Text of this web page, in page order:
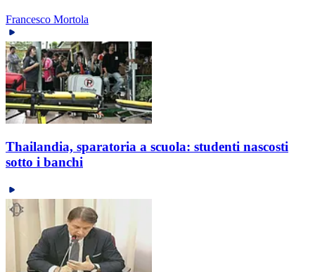
Francesco Mortola
Thailandia, sparatoria a scuola: studenti nascosti
sotto i banchi